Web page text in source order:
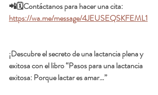
📲🗓️Contáctanos para hacer una cita:
https://wa.me/message/4JEUSEQSKFEML1
¡Descubre el secreto de una lactancia plena y
exitosa con el libro “Pasos para una lactancia
exitosa: Porque lactar es amar…”